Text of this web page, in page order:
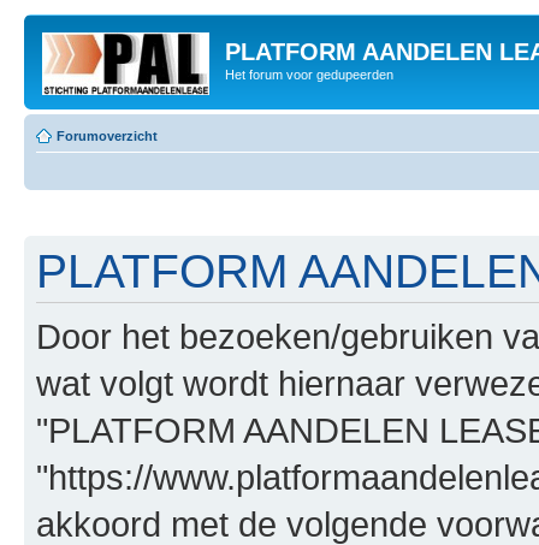
PLATFORM AANDELEN
Het forum voor gedupeerden
Forumoverzicht
PLATFORM
Door het bezoeken/gebruiken
wat volgt wordt hiernaar
"PLATFORM AANDELEN
"https://
akkoord met de volgende